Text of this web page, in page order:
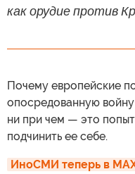
как орудие против
Почему европейские
опосредованную
ни при чем — это
подчинить ее себе.
ИноСМИ теперь в